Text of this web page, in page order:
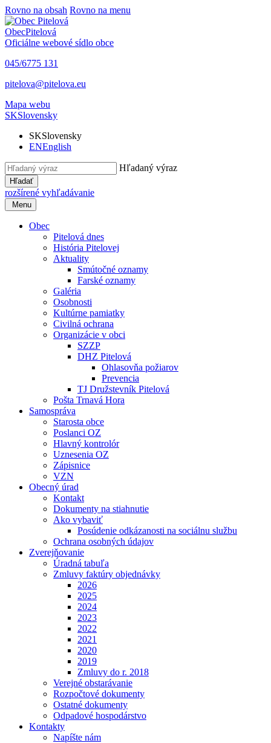
Rovno na obsah Rovno na menu
ObecPitelová
Oficiálne webové sídlo obce
045/6775 131
pitelova@pitelova.eu
Mapa webu
SKSlovensky
SKSlovensky
ENEnglish
Hľadaný výraz
Hľadať
rozšírené vyhľadávanie
Menu
Obec
Pitelová dnes
História Pitelovej
Aktuality
Smútočné oznamy
Farské oznamy
Galéria
Osobnosti
Kultúrne pamiatky
Civilná ochrana
Organizácie v obci
SZZP
DHZ Pitelová
Ohlasovňa požiarov
Prevencia
TJ Družstevník Pitelová
Pošta Trnavá Hora
Samospráva
Starosta obce
Poslanci OZ
Hlavný kontrolór
Uznesenia OZ
Zápisnice
VZN
Obecný úrad
Kontakt
Dokumenty na stiahnutie
Ako vybaviť
Posúdenie odkázanosti na sociálnu službu
Ochrana osobných údajov
Zverejňovanie
Úradná tabuľa
Zmluvy faktúry objednávky
2026
2025
2024
2023
2022
2021
2020
2019
Zmluvy do r. 2018
Verejné obstarávanie
Rozpočtové dokumenty
Ostatné dokumenty
Odpadové hospodárstvo
Kontakty
Napíšte nám